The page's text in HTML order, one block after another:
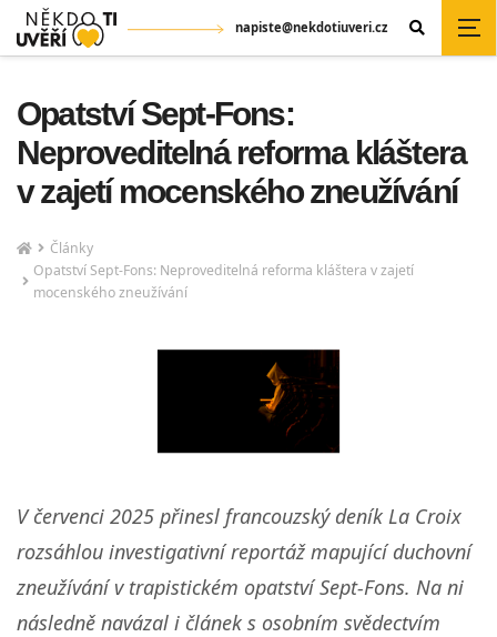
napiste@nekdotiuveri.cz
Opatství Sept-Fons:
Neproveditelná reforma kláštera
v zajetí mocenského zneužívání
Články
Opatství Sept-Fons: Neproveditelná reforma kláštera v zajetí
mocenského zneužívání
V červenci 2025 přinesl francouzský deník La Croix
rozsáhlou investigativní reportáž mapující duchovní
zneužívání v trapistickém opatství Sept-Fons. Na ni
následně navázal i článek s osobním svědectvím